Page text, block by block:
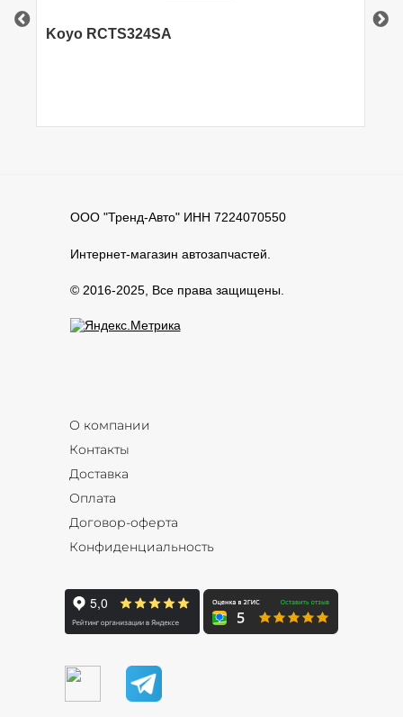
Koyo RCTS324SA
ООО "Тренд-Авто" ИНН 7224070550
Интернет-магазин автозапчастей.
© 2016-2025, Все права защищены.
О компании
Контакты
Доставка
Оплата
Договор-оферта
Конфиденциальность